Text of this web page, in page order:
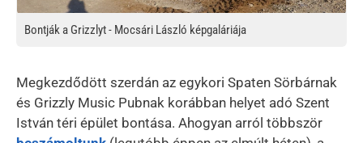
Bontják a Grizzlyt - Mocsári László képgaláriája
Megkezdődött szerdán az egykori Spaten Sörbárnak
és Grizzly Music Pubnak korábban helyet adó Szent
István téri épület bontása. Ahogyan arról többször